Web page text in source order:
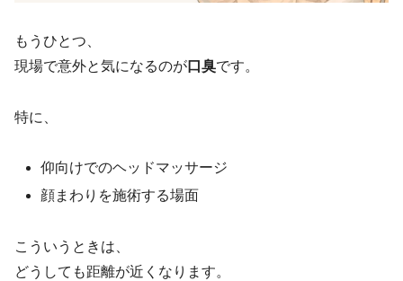
もうひとつ、
現場で意外と気になるのが口臭です。
特に、
仰向けでのヘッドマッサージ
顔まわりを施術する場面
こういうときは、
どうしても距離が近くなります。